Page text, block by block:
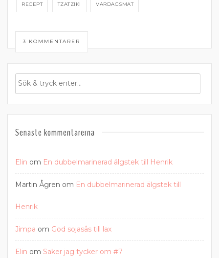
RECEPT TZATZIKI VARDAGSMAT
3 KOMMENTARER
Senaste kommentarerna
Elin om En dubbelmarinerad älgstek till Henrik
Martin Ågren om En dubbelmarinerad älgstek till
Henrik
Jimpa om God sojasås till lax
Elin om Saker jag tycker om #7